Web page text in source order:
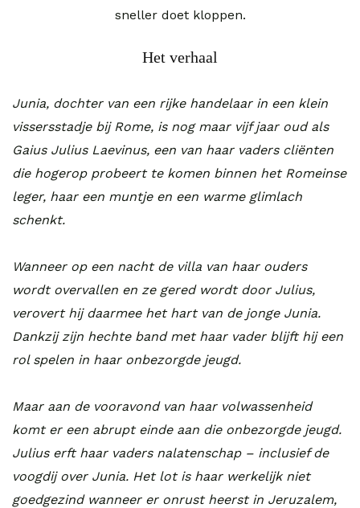
sneller doet kloppen.
Het verhaal
Junia, dochter van een rijke handelaar in een klein
vissersstadje bij Rome, is nog maar vijf jaar oud als
Gaius Julius Laevinus, een van haar vaders cliënten
die hogerop probeert te komen binnen het Romeinse
leger, haar een muntje en een warme glimlach
schenkt.
Wanneer op een nacht de villa van haar ouders
wordt overvallen en ze gered wordt door Julius,
verovert hij daarmee het hart van de jonge Junia.
Dankzij zijn hechte band met haar vader blijft hij een
rol spelen in haar onbezorgde jeugd.
Maar aan de vooravond van haar volwassenheid
komt er een abrupt einde aan die onbezorgde jeugd.
Julius erft haar vaders nalatenschap – inclusief de
voogdij over Junia. Het lot is haar werkelijk niet
goedgezind wanneer er onrust heerst in Jeruzalem,